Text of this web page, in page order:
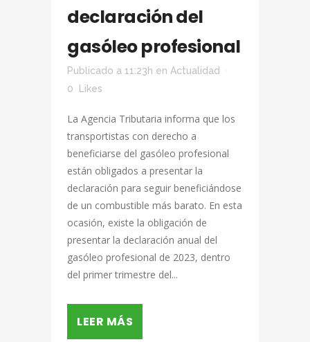
declaración del
gasóleo profesional
Publicado a 11:23h en Actualidad
0
Likes
La Agencia Tributaria informa que los
transportistas con derecho a
beneficiarse del gasóleo profesional
están obligados a presentar la
declaración para seguir beneficiándose
de un combustible más barato. En esta
ocasión, existe la obligación de
presentar la declaración anual del
gasóleo profesional de 2023, dentro
del primer trimestre del...
LEER MÁS